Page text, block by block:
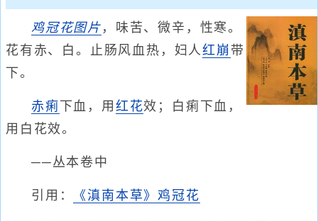
鸡冠花图片 ，味苦、微辛，性寒。
花有赤、白。止肠风血热，妇人红崩 带
下。
赤痢 下血，用 红花效；白痢下血，
用白花效。
──丛本卷中
引用： 《滇南本草》鸡冠花